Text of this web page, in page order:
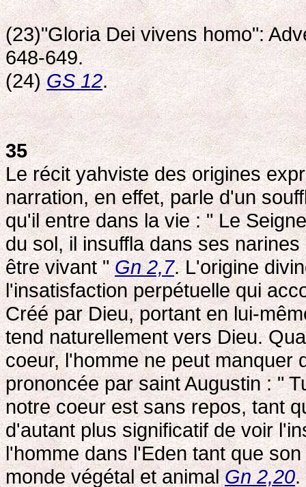
(23)"Gloria Dei vivens homo":
648-649.
(24)GS 12.
35
Le récit yahviste des origines
narration, en effet, parle d'un
qu'il entre dans la vie : " Le
du sol, il insuffla dans ses
être vivant "Gn 2,7. L'origine
l'insatisfaction perpétuelle qui
Créé par Dieu, portant en lui-
tend naturellement vers Dieu.
coeur, l'homme ne peut manquer
prononcée par saint Augustin : "
notre coeur est sans repos, tant
d'autant plus significatif de voir
l'homme dans l'Eden tant que
monde végétal et animalGn 2,20.